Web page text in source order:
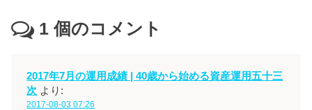
1 個のコメント
2017年7月の運用成績 | 40歳から始める資産運用五十三
次 より:
2017-08-03 07:26